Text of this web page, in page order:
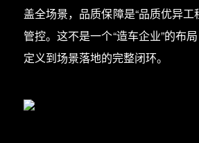
盖全场景，品质保障是“品质优异工
管控。这不是一个“造车企业”的布
定义到场景落地的完整闭环。